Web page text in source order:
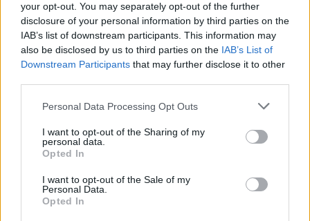
your opt-out. You may separately opt-out of the further
disclosure of your personal information by third parties on the
IAB’s list of downstream participants. This information may
also be disclosed by us to third parties on the IAB’s List of
Downstream Participants that may further disclose it to other
Personal Data Processing Opt Outs
I want to opt-out of the Sharing of my
personal data.
Opted In
I want to opt-out of the Sale of my
Personal Data.
Opted In
Staran luetuimmat
1
MATKAILU